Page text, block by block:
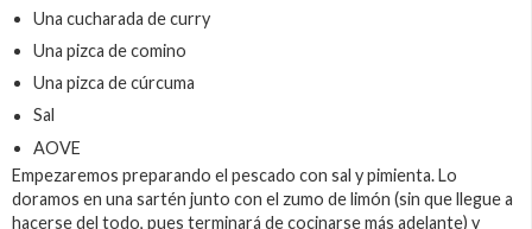
Una cucharada de curry
Una pizca de comino
Una pizca de cúrcuma
Sal
AOVE
Empezaremos preparando el pescado con sal y pimienta. Lo
doramos en una sartén junto con el zumo de limón (sin que llegue a
hacerse del todo, pues terminará de cocinarse más adelante) y